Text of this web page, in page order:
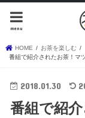
menu
HOME
お茶を楽しむ
番組で紹介されたお茶！マ
2018.01.30
番組で紹